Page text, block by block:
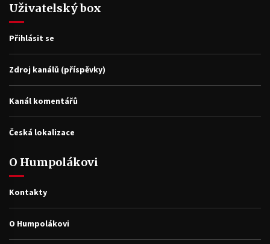
Uživatelský box
Přihlásit se
Zdroj kanálů (příspěvky)
Kanál komentářů
Česká lokalizace
O Humpolákovi
Kontakty
O Humpolákovi